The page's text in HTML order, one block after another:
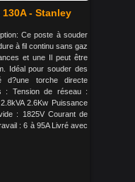
- Stanley
Ce poste à souder
à fil continu sans gaz
et une Il peut être
Idéal pour souder des
d?une torche directe
: Tension de réseau :
2.6Kw Puissance
: 1825V Courant de
: 6 à 95A Livré avec